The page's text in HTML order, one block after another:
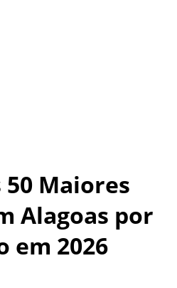
50 Maiores
Alagoas por
em 2026